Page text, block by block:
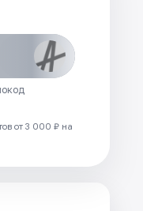
от 3 000 ₽ на